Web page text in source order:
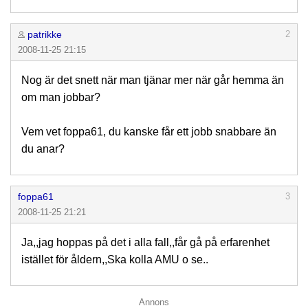
patrikke
2
2008-11-25 21:15
Nog är det snett när man tjänar mer när går hemma än
om man jobbar?
Vem vet foppa61, du kanske får ett jobb snabbare än
du anar?
foppa61
3
2008-11-25 21:21
Ja,,jag hoppas på det i alla fall,,får gå på erfarenhet
istället för åldern,,Ska kolla AMU o se..
Annons